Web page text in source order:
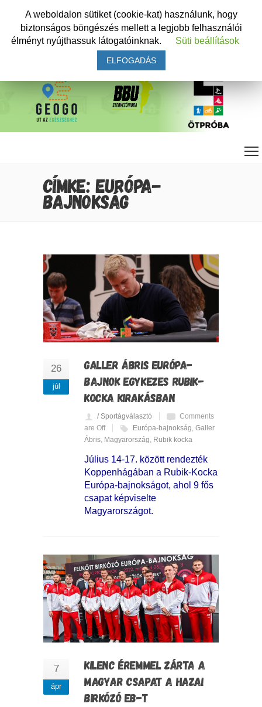
CÍMKE: EURÓPA-
BAJNOKSÁG
26
júl
GALLER ÁBRIS EURÓPA-
BAJNOK EGYKEZES RUBIK-
KOCKA KIRAKÁSBAN
/ Sportágválasztó
Comments
are Off
Európa-bajnokság, Galler
Ábris, Magyarország, Rubik kocka
Július 14-17. között rendezték
Koppenhágában a Rubik-Kocka
Európa-bajnokságot, ahol 9 fős
csapat képviselte
Magyarországot.
7
ápr
KILENC ÉREMMEL ZÁRTA A
MAGYAR CSAPAT A HAZAI
BIRKÓZÓ EB-T
A weboldalon sütiket (cookie-kat) használunk, hogy
biztonságos böngészés mellett a legjobb felhasználói
élményt nyújthassuk látogatóinknak.
Süti beállítások
ELFOGADÁS